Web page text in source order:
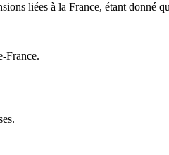
liées à la France, étant
France.